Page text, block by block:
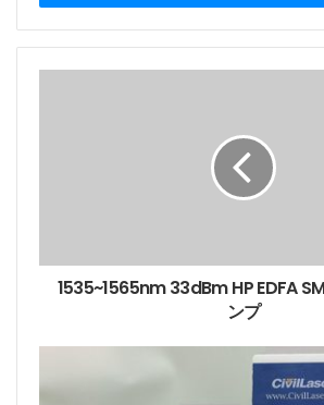
ます。画面右側の上下矢印キーを使用
ラメータを調整します。「Power Set
「Current Set」をクリックして、必
r
y
d
1535~1565nm 33dBm HP EDFA
ンプ